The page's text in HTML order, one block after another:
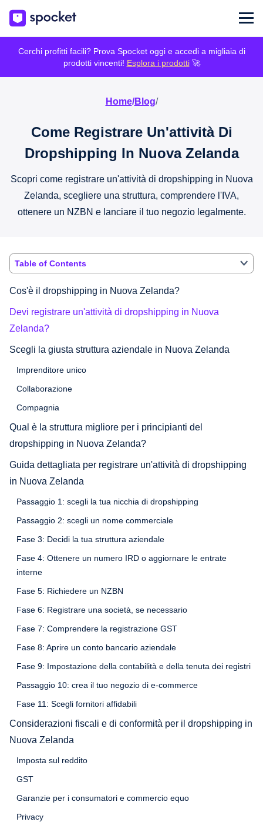
Cerchi profitti facili? Prova Spocket oggi e accedi a migliaia di
prodotti vincenti! Esplora i prodotti🚀
Home/Blog/
Come Registrare Un'attività Di
Dropshipping In Nuova Zelanda
Scopri come registrare un'attività di dropshipping in Nuova
Zelanda, scegliere una struttura, comprendere l'IVA,
ottenere un NZBN e lanciare il tuo negozio legalmente.
Table of Contents
Cos'è il dropshipping in Nuova Zelanda?
Devi registrare un'attività di dropshipping in Nuova
Zelanda?
Scegli la giusta struttura aziendale in Nuova Zelanda
Imprenditore unico
Collaborazione
Compagnia
Qual è la struttura migliore per i principianti del
dropshipping in Nuova Zelanda?
Guida dettagliata per registrare un'attività di dropshipping
in Nuova Zelanda
Passaggio 1: scegli la tua nicchia di dropshipping
Passaggio 2: scegli un nome commerciale
Fase 3: Decidi la tua struttura aziendale
Fase 4: Ottenere un numero IRD o aggiornare le entrate
interne
Fase 5: Richiedere un NZBN
Fase 6: Registrare una società, se necessario
Fase 7: Comprendere la registrazione GST
Fase 8: Aprire un conto bancario aziendale
Fase 9: Impostazione della contabilità e della tenuta dei registri
Passaggio 10: crea il tuo negozio di e-commerce
Fase 11: Scegli fornitori affidabili
Considerazioni fiscali e di conformità per il dropshipping in
Nuova Zelanda
Imposta sul reddito
GST
Garanzie per i consumatori e commercio equo
Privacy